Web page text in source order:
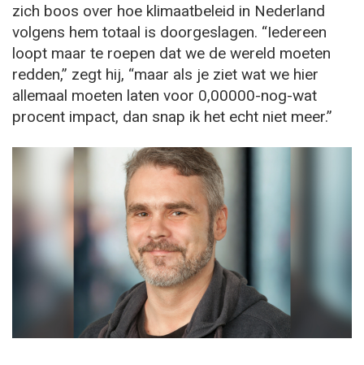
zich boos over hoe klimaatbeleid in Nederland
volgens hem totaal is doorgeslagen. “Iedereen
loopt maar te roepen dat we de wereld moeten
redden,” zegt hij, “maar als je ziet wat we hier
allemaal moeten laten voor 0,00000-nog-wat
procent impact, dan snap ik het echt niet meer.”